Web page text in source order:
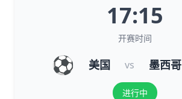
17:15
开赛时间
⚽ 美国 vs 墨西哥
进行中